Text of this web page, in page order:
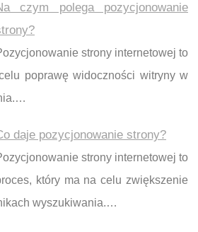
czym polega pozycjonowanie
strony internetowej to
poprawę widoczności witryny w
daje pozycjonowanie strony?
strony internetowej to
który ma na celu zwiększenie
wyszukiwania.…